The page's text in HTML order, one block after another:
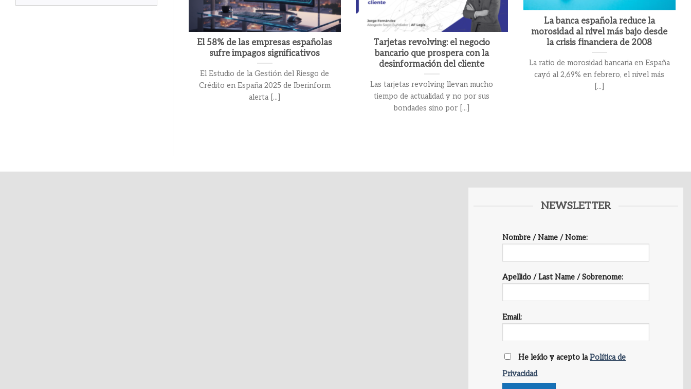
La banca española reduce la
morosidad al nivel más bajo desde
la crisis financiera de 2008
La ratio de morosidad bancaria en España
cayó al 2,69% en febrero, el nivel más
[...]
El 58% de las empresas españolas
sufre impagos significativos
El Estudio de la Gestión del Riesgo de
Crédito en España 2025 de Iberinform
alerta [...]
Tarjetas revolving: el negocio
bancario que prospera con la
desinformación del cliente
Las tarjetas revolving llevan mucho
tiempo de actualidad y no por sus
bondades sino por [...]
NEWSLETTER
Nombre / Name / Nome:
Apellido / Last Name / Sobrenome:
Email:
He leído y acepto laPolítica de
Privacidad